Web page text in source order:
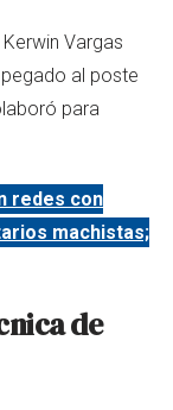
Vargas
al poste
para
redes con
machistas;
de